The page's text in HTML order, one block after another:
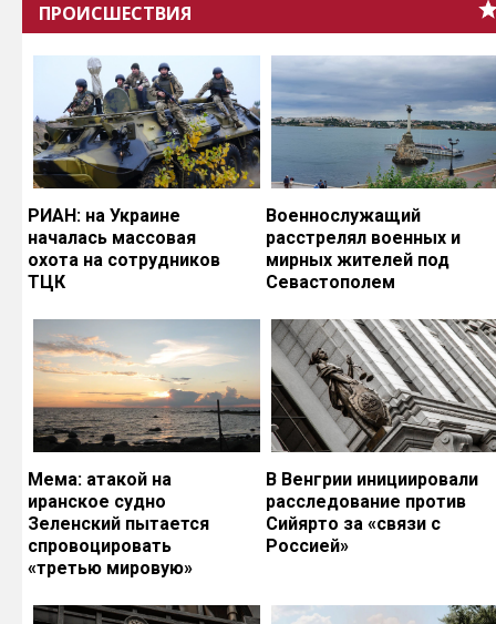
ПРОИСШЕСТВИЯ
РИАН: на Украине
началась массовая
охота на сотрудников
ТЦК
Военнослужащий
расстрелял военных и
мирных жителей под
Севастополем
Мема: атакой на
иранское судно
Зеленский пытается
спровоцировать
«третью мировую»
В Венгрии инициировали
расследование против
Сийярто за «связи с
Россией»